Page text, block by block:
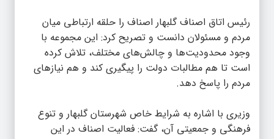
رئیس اتاق اصناف گلبهار اصناف را حلقه ارتباطی میان
مردم و مسئولان دانست و تصریح کرد: این مجموعه با
وجود محدودیت‌ها و چالش‌های مختلف، تلاش کرده
است تا هم مطالبات دولت را پیگیری کند و هم نیازهای
مردم را پاسخ دهد.
وزیری با اشاره به شرایط خاص شهرستان گلبهار و تنوع
فرهنگی و جمعیتی آن، گفت: فعالیت اصناف در این